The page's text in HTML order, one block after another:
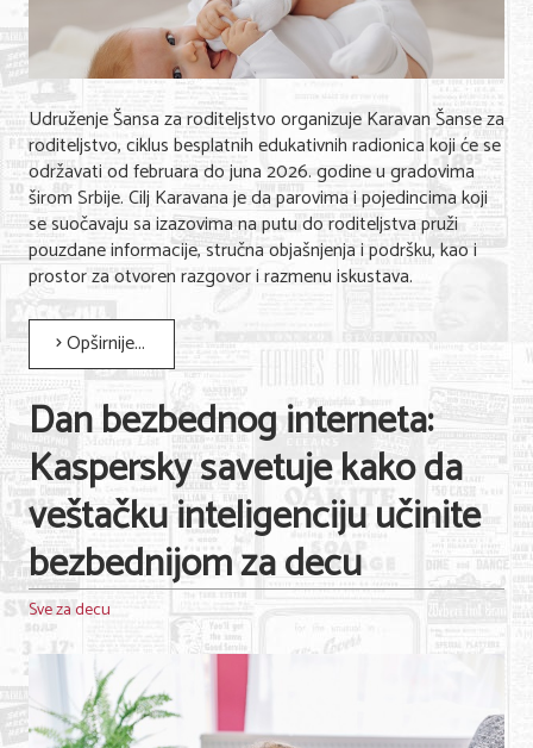
Udruženje Šansa za roditeljstvo organizuje Karavan Šanse za
roditeljstvo, ciklus besplatnih edukativnih radionica koji će se
održavati od februara do juna 2026. godine u gradovima
širom Srbije. Cilj Karavana je da parovima i pojedincima koji
se suočavaju sa izazovima na putu do roditeljstva pruži
pouzdane informacije, stručna objašnjenja i podršku, kao i
prostor za otvoren razgovor i razmenu iskustava.
Opširnije...
Dan bezbednog interneta:
Kaspersky savetuje kako da
veštačku inteligenciju učinite
bezbednijom za decu
Sve za decu